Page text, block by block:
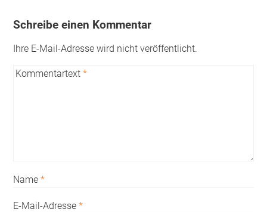
Schreibe einen Kommentar
Ihre E-Mail-Adresse wird nicht veröffentlicht.
Kommentartext *
Name *
E-Mail-Adresse *